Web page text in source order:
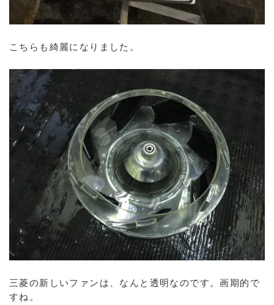
こちらも綺麗になりました。
三菱の新しいファンは、なんと透明なのです。画期的で
すね。